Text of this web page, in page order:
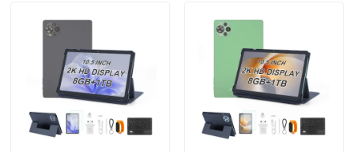
Εμφάνιση VR
Σχετικά με εμάς